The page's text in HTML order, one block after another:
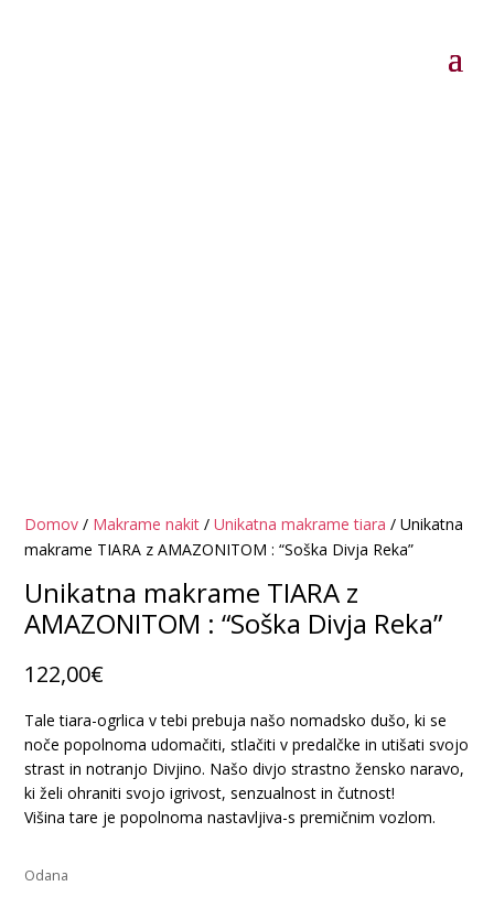
Domov / Makrame nakit /Unikatna makrame tiara / Unikatna
makrame TIARA z AMAZONITOM : “Soška Divja Reka”
Unikatna makrame TIARA z
AMAZONITOM : “Soška Divja Reka”
122,00€
Tale tiara-ogrlica v tebi prebuja našo nomadsko dušo, ki se
noče popolnoma udomačiti, stlačiti v predalčke in utišati svojo
strast in notranjo Divjino. Našo divjo strastno žensko naravo,
ki želi ohraniti svojo igrivost, senzualnost in čutnost!
Višina tare je popolnoma nastavljiva-s premičnim vozlom.
Odana